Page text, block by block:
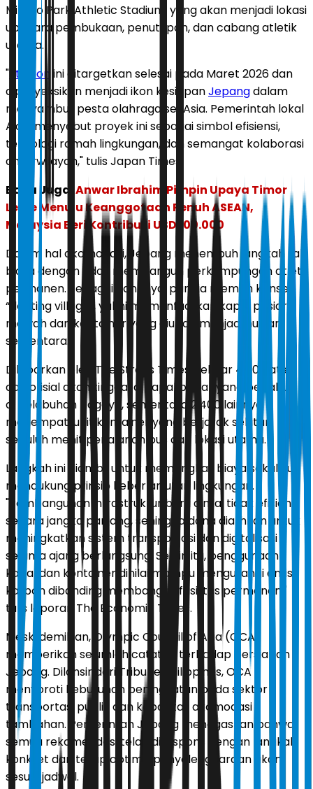
Mizuho Park Athletic Stadium, yang akan menjadi lokasi
upacara pembukaan, penutupan, dan cabang atletik
utama.
" Stadion ini ditargetkan selesai pada Maret 2026 dan
diproyeksikan menjadi ikon kesiapanJepangdalam
menyambut pesta olahraga se-Asia. Pemerintah lokal
Aichi menyebut proyek ini sebagai simbol efisiensi,
teknologi ramah lingkungan, dan semangat kolaborasi
antarwilayah," tulis Japan Times.
Baca Juga: Anwar Ibrahim Pimpin Upaya Timor
Leste Menuju Keanggotaan Penuh ASEAN,
Malaysia Beri Kontribusi USD 100.000
Dalam hal akomodasi, Jepang menempuh langkah tak
biasa dengan tidak membangun perkampungan atlet
permanen. Sebagai gantinya, panitia memilih konsep
“floating village”, yakni memanfaatkan kapal pesiar
mewah dan kontainer yang diubah menjadi hunian
sementara.
Dilaporkan oleh The Straits Times, sekitar 4.600 atlet
dan ofisial akan tinggal di kapal pesiar yang berlabuh
di pelabuhan Nagoya, sementara 2.400 lainnya
menempati unit kontainer yang berjarak sekitar
sepuluh menit perjalanan bus dari lokasi utama.
Langkah ini diambil untuk memangkas biaya sekaligus
mendukung prinsip keberlanjutan lingkungan.
"Pembangunan infrastruktur baru dinilai tidak efisien
secara jangka panjang, sehingga dana dialihkan untuk
meningkatkan sistem transportasi dan digitalisasi
selama ajang berlangsung. Selain itu, penggunaan
kapal dan kontainer dinilai mampu mengurangi emisi
karbon dibanding membangun fasilitas permanen,"
tulis laporan The Economic Times.
Meski demikian, Olympic Council of Asia (OCA)
memberikan sejumlah catatan terhadap persiapan
Jepang. Dilansir dari Tribune Philippines, OCA
menyoroti kebutuhan peningkatan pada sektor
transportasi publik dan kapasitas akomodasi
tambahan. Pemerintah Jepang menegaskan bahwa
semua rekomendasi telah direspons dengan langkah
konkret dan tetap optimis penyelenggaraan akan
sesuai jadwal.